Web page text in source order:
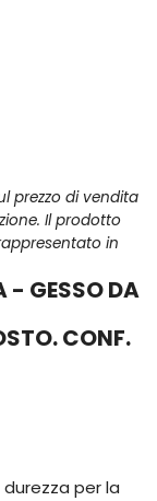
prezzo di vendita
Il prodotto
in
- GESSO DA
CONF.
per la